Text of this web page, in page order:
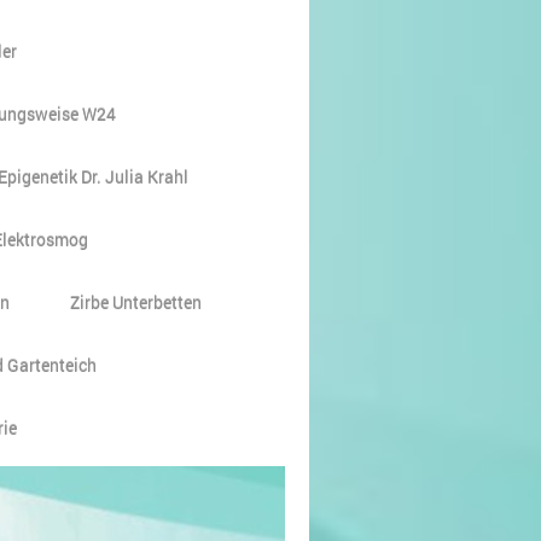
W24
Dr. Julia Krahl
Zirbe Unterbetten
Gartenteich